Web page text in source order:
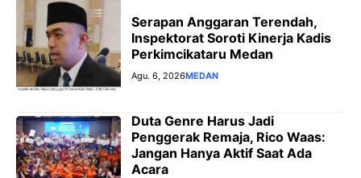
Serapan Anggaran Terendah,
Inspektorat Soroti Kinerja Kadis
Perkimcikataru Medan
Agu. 6, 2026MEDAN
Duta Genre Harus Jadi
Penggerak Remaja, Rico Waas:
Jangan Hanya Aktif Saat Ada
Acara